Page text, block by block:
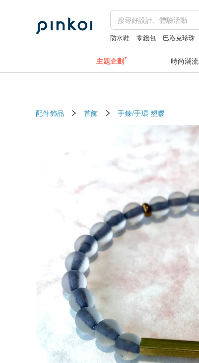
防水鞋 零錢包 巴洛克珍珠
主題企劃 時尚潮流
配件飾品 首飾 手鍊/手環 塑膠